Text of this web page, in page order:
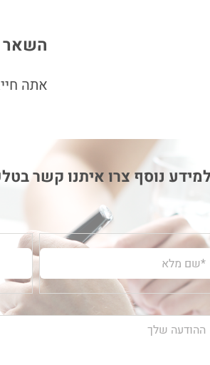
השאר
אתה
נוסף צרו איתנו קשר